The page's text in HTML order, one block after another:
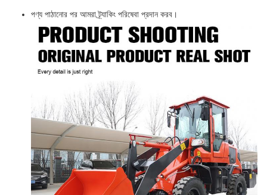
পণ্য পাঠানোর পর আমরা ট্র্যাকিং পরিষেবা প্রদান করব।